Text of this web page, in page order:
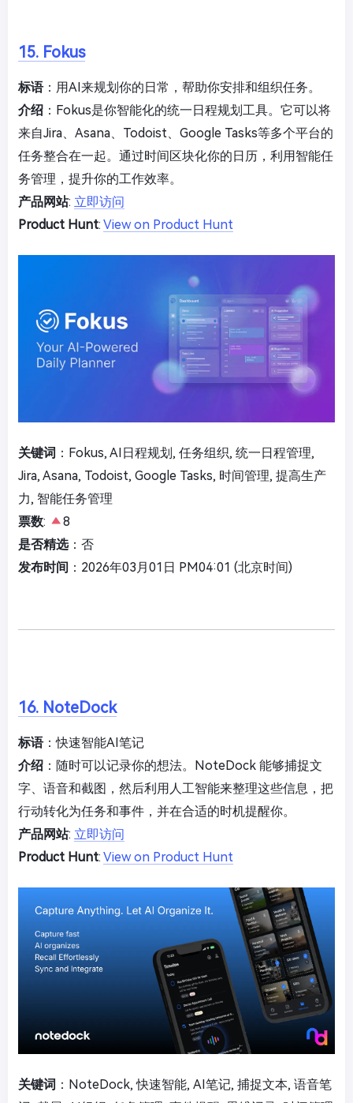
15. Fokus
标语：用AI来规划你的日常，帮助你安排和组织任务。
介绍 ：Fokus是你智能化的统一日程规划工具。它可以将
来自Jira、Asana、Todoist、Google Tasks等多个平台的
任务整合在一起。通过时间区块化你的日历，利用智能任
务管理，提升你的工作效率。
产品网站: 立即访问
Product Hunt: View on Product Hunt
关键词 ：Fokus, AI日程规划, 任务组织, 统一日程管理,
Jira, Asana, Todoist, Google Tasks, 时间管理, 提高生产
力, 智能任务管理
票数:
8
是否精选：否
发布时间 ：2026年03月01日 PM04:01 (北京时间)
16. NoteDock
标语：快速智能AI笔记
介绍 ：随时可以记录你的想法。NoteDock 能够捕捉文
字、语音和截图，然后利用人工智能来整理这些信息，把
行动转化为任务和事件，并在合适的时机提醒你。
产品网站: 立即访问
Product Hunt: View on Product Hunt
关键词 ：NoteDock, 快速智能, AI笔记, 捕捉文本, 语音笔